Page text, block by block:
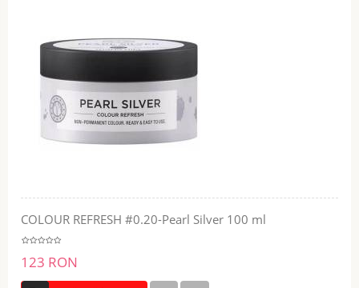
COLOUR REFRESH #0.20-Pearl Silver 100 ml
123 RON